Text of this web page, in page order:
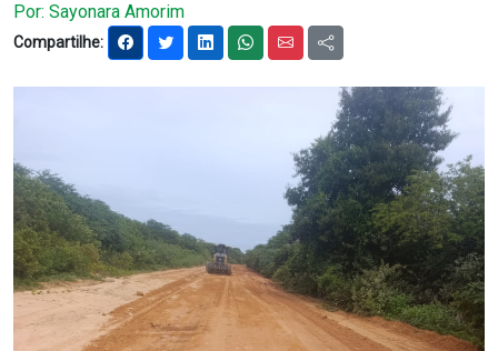
Notícias
PESQUISAR
Por: Sayonara Amorim
Compartilhe: